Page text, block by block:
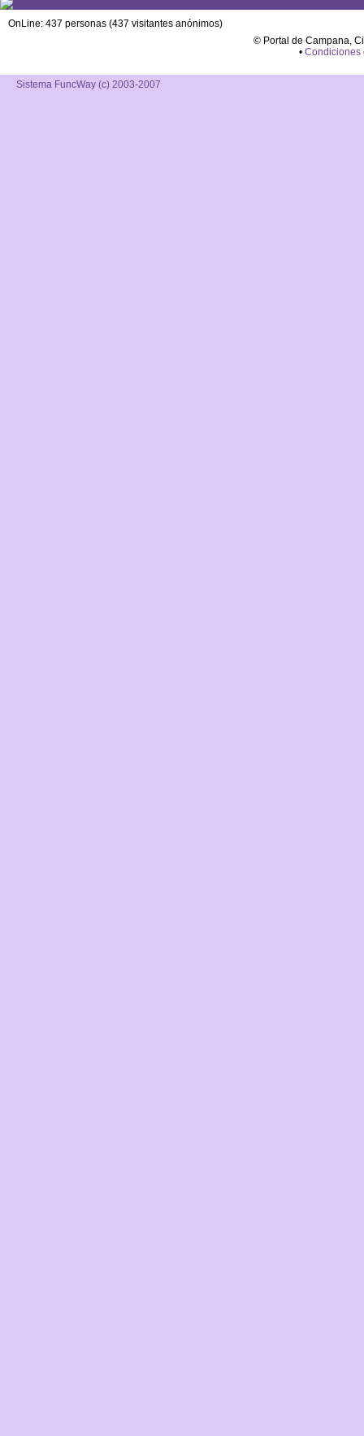
OnLine: 437 personas (437 visitantes anónimos)
© Portal de Campana,
• Condiciones
Sistema FuncWay (c) 2003-2007